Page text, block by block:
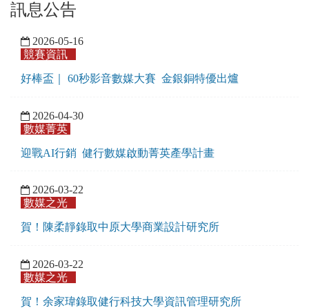
訊息公告
2026-05-16
競賽資訊
好棒盃｜ 60秒影音數媒大賽 金銀銅特優出爐
2026-04-30
數媒菁英
迎戰AI行銷 健行數媒啟動菁英產學計畫
2026-03-22
數媒之光
賀！陳柔靜錄取中原大學商業設計研究所
2026-03-22
數媒之光
賀！余家瑋錄取健行科技大學資訊管理研究所